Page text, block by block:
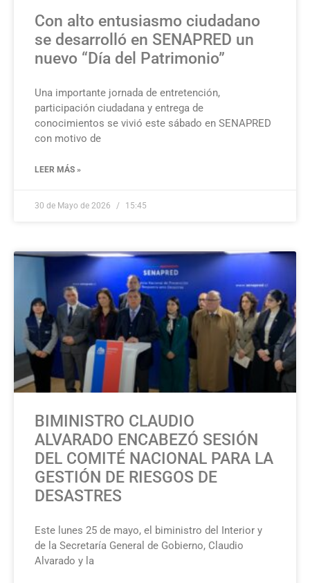
Con alto entusiasmo ciudadano
se desarrolló en SENAPRED un
nuevo “Día del Patrimonio”
Una importante jornada de entretención,
participación ciudadana y entrega de
conocimientos se vivió este sábado en SENAPRED
con motivo de
LEER MÁS »
30 de Mayo de 2026 15:45
BIMINISTRO CLAUDIO
ALVARADO ENCABEZÓ SESIÓN
DEL COMITÉ NACIONAL PARA LA
GESTIÓN DE RIESGOS DE
DESASTRES
Este lunes 25 de mayo, el biministro del Interior y
de la Secretaría General de Gobierno, Claudio
Alvarado y la